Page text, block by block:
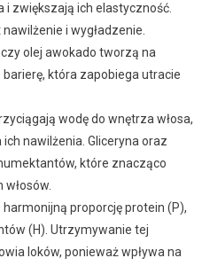
zwiększają ich elastyczność.
i wygładzenie.
olej awokado tworzą na
która zapobiega utracie
wodę do wnętrza włosa,
nawilżenia. Gliceryna oraz
które znacząco
harmonijną proporcję protein (P),
(H). Utrzymywanie tej
loków, ponieważ wpływa na